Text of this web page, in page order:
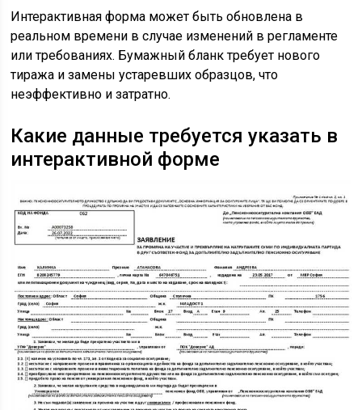
Интерактивная форма может быть обновлена в
реальном времени в случае изменений в регламенте
или требованиях. Бумажный бланк требует нового
тиража и замены устаревших образцов, что
неэффективно и затратно.
Какие данные требуется указать в
интерактивной форме